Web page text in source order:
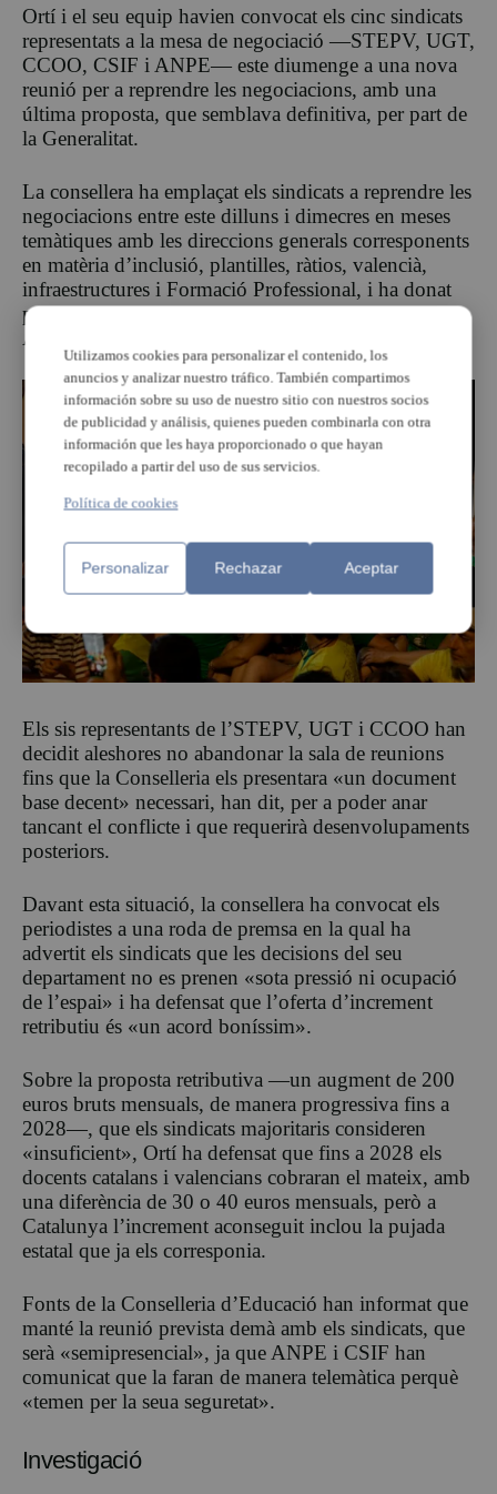
Ortí i el seu equip havien convocat els cinc sindicats
representats a la mesa de negociació —STEPV, UGT,
CCOO, CSIF i ANPE— este diumenge a una nova
reunió per a reprendre les negociacions, amb una
última proposta, que semblava definitiva, per part de
la Generalitat.
La consellera ha emplaçat els sindicats a reprendre les
negociacions entre este dilluns i dimecres en meses
temàtiques amb les direccions generals corresponents
en matèria d’inclusió, plantilles, ràtios, valencià,
infraestructures i Formació Professional, i ha donat
per tancada la pujada salarial pactada amb CSIF i
ANPE.
Els sis representants de l’STEPV, UGT i CCOO han
decidit aleshores no abandonar la sala de reunions
fins que la Conselleria els presentara «un document
base decent» necessari, han dit, per a poder anar
tancant el conflicte i que requerirà desenvolupaments
posteriors.
Davant esta situació, la consellera ha convocat els
periodistes a una roda de premsa en la qual ha
advertit els sindicats que les decisions del seu
departament no es prenen «sota pressió ni ocupació
de l’espai» i ha defensat que l’oferta d’increment
retributiu és «un acord boníssim».
Sobre la proposta retributiva —un augment de 200
euros bruts mensuals, de manera progressiva fins a
2028—, que els sindicats majoritaris consideren
«insuficient», Ortí ha defensat que fins a 2028 els
docents catalans i valencians cobraran el mateix, amb
una diferència de 30 o 40 euros mensuals, però a
Catalunya l’increment aconseguit inclou la pujada
estatal que ja els corresponia.
Fonts de la Conselleria d’Educació han informat que
manté la reunió prevista demà amb els sindicats, que
serà «semipresencial», ja que ANPE i CSIF han
comunicat que la faran de manera telemàtica perquè
«temen per la seua seguretat».
Investigació
Utilizamos cookies para personalizar el contenido, los
anuncios y analizar nuestro tráfico. También compartimos
información sobre su uso de nuestro sitio con nuestros socios
de publicidad y análisis, quienes pueden combinarla con otra
información que les haya proporcionado o que hayan
recopilado a partir del uso de sus servicios.
Política de cookies
Personalizar Rechazar Aceptar